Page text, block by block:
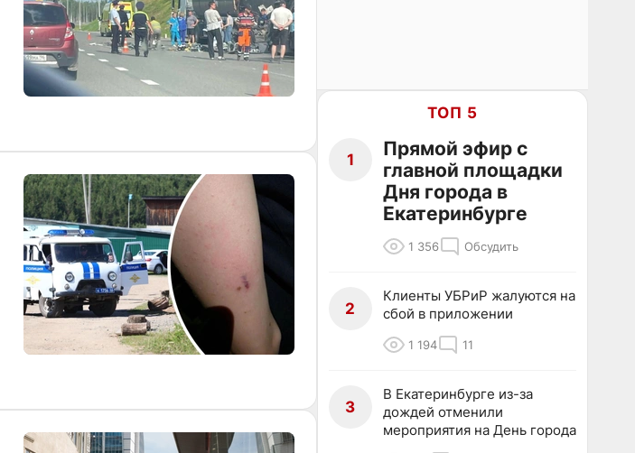
ТОП 5
1
Прямой эфир с
главной площадки
Дня города в
Екатеринбурге
1 356 Обсудить
2
Клиенты УБРиР жалуются на
сбой в приложении
1 194 11
3
В Екатеринбурге из-за
дождей отменили
мероприятия на День города